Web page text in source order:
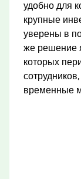
удобно для
крупные
уверены в
же решение
которых
временные